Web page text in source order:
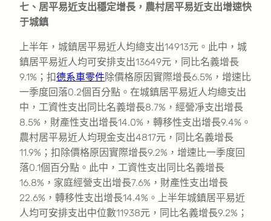
七、居平易近支出穩定增長，農村居平易近支出增速快
于城鎮
上半年，城鎮居平易近人均總支出14913元。此中，城
鎮居平易近人均可安排支出13649元，同比名義增長
9.1%；扣德系車零件除價格原因實際增長6.5%，增速比
一季度回落0.2個百分點。在城鎮居平易近人均總支出
中，工資性支出同比名義增長8.7%，經營凈支出增長
8.5%，財產性支出增長14.0%，轉移性支出增長9.4%。
農村居平易近人均現金支出4817元，同比名義增長
11.9%；扣除價格原因實際增長9.2%，增速比一季度回
落0.1個百分點。此中，工資性支出同比名義增長
16.8%，家庭經營支出增長7.6%，財產性支出增長
22.6%，轉移性支出增長14.4%。上半年城鎮居平易近
人均可安排支出中位數11938元，同比名義增長9.2%；